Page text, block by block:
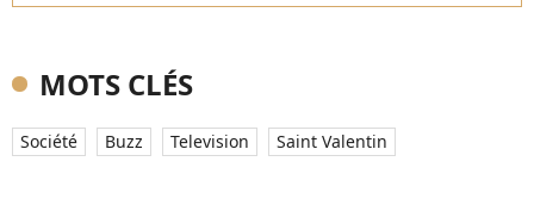
MOTS CLÉS
Société Buzz Television Saint Valentin